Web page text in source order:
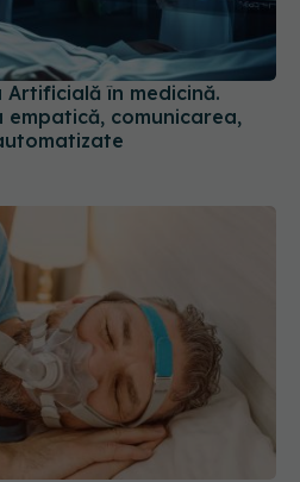
empatică, comunicarea,